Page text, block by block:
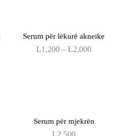
Serum për lëkurë akneike
L1,200 – L2,000Price
Serum për mjekrën
L2,500